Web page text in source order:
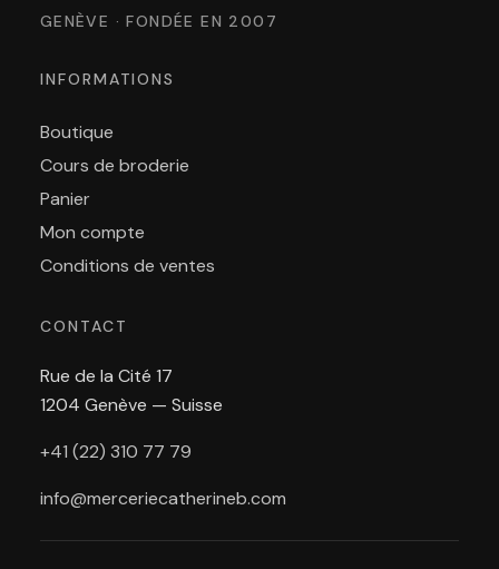
GENÈVE · FONDÉE EN 2007
INFORMATIONS
Boutique
Cours de broderie
Panier
Mon compte
Conditions de ventes
CONTACT
Rue de la Cité 17
1204 Genève — Suisse
+41 (22) 310 77 79
info@merceriecatherineb.com